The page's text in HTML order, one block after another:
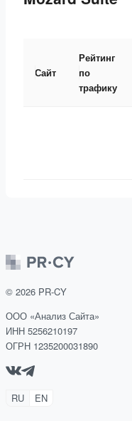
Сайт
Рейтинг
по
трафику
© 2026 PR-CY
ООО «Анализ Сайта»
ИНН 5256210197
ОГРН 1235200031890
RU EN